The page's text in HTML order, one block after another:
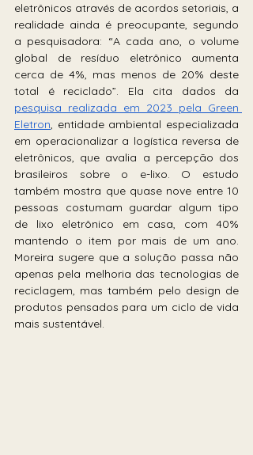
eletrônicos através de acordos setoriais, a
realidade ainda é preocupante, segundo
a pesquisadora: “A cada ano, o volume
global de resíduo eletrônico aumenta
cerca de 4%, mas menos de 20% deste
pesquisa realizada em 2023 pela Green
Eletron, entidade ambiental especializada
em operacionalizar a logística reversa de
eletrônicos, que avalia a percepção dos
brasileiros sobre o e-lixo. O estudo
também mostra que quase nove entre 10
pessoas costumam guardar algum tipo
de lixo eletrônico em casa, com 40%
mantendo o item por mais de um ano.
Moreira sugere que a solução passa não
apenas pela melhoria das tecnologias de
reciclagem, mas também pelo design de
produtos pensados para um ciclo de vida
mais sustentável.